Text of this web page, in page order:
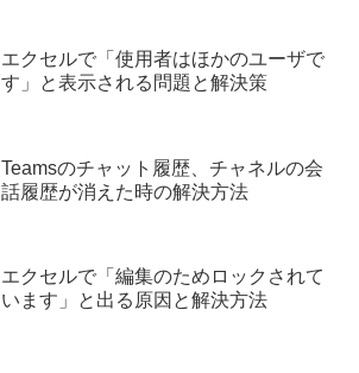
エクセルで「使用者はほかのユーザで
す」と表示される問題と解決策
Teamsのチャット履歴、チャネルの会
話履歴が消えた時の解決方法
エクセルで「編集のためロックされて
います」と出る原因と解決方法